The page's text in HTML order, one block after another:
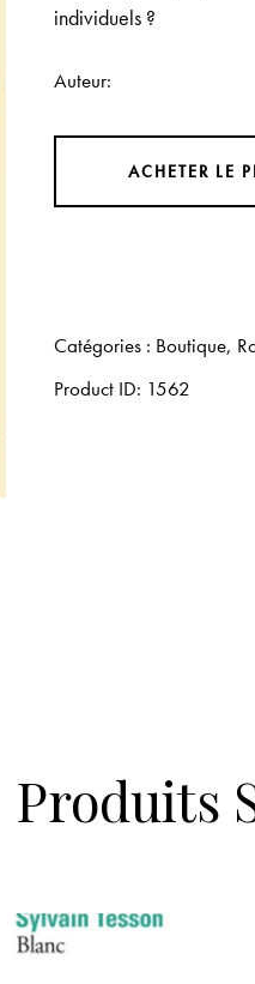
individuels ?
Auteur
ACHETER LE
Catégories : Boutique,
Product ID: 1562
Produits